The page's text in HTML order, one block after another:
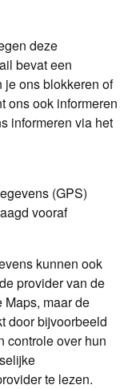
deze
bevat een
ons blokkeren of
ons ook informeren
informeren via het
(GPS)
vooraf
kunnen ook
provider van de
Maps, maar de
door bijvoorbeeld
controle over hun
te lezen.